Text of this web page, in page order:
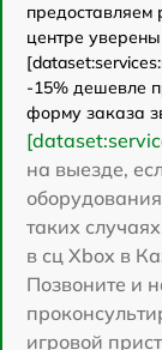
центре
-15% дешевле
форму заказа
на выезде,
таких
в сц Xbox в
Позвоните и
игровой